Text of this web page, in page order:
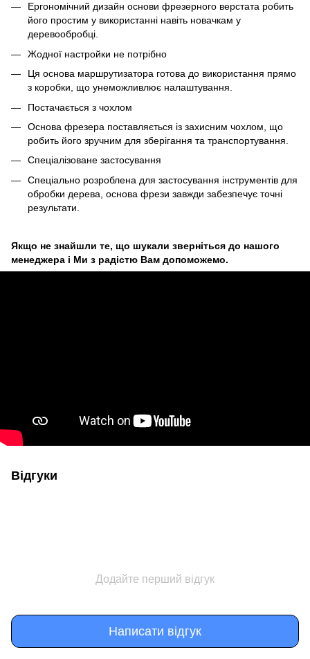
Ергономічний дизайн основи фрезерного верстата робить
його простим у використанні навіть новачкам у
деревообробці.
Жодної настройки не потрібно
Ця основа маршрутизатора готова до використання прямо
з коробки, що унеможливлює налаштування.
Постачається з чохлом
Основа фрезера поставляється із захисним чохлом, що
робить його зручним для зберігання та транспортування.
Спеціалізоване застосування
Спеціально розроблена для застосування інструментів для
обробки дерева, основа фрези завжди забезпечує точні
результати.
Якщо не знайшли те, що шукали зверніться до нашого
менеджера і Ми з радістю Вам допоможемо.
Відгуки
Додайте перший відгук
Написати відгук